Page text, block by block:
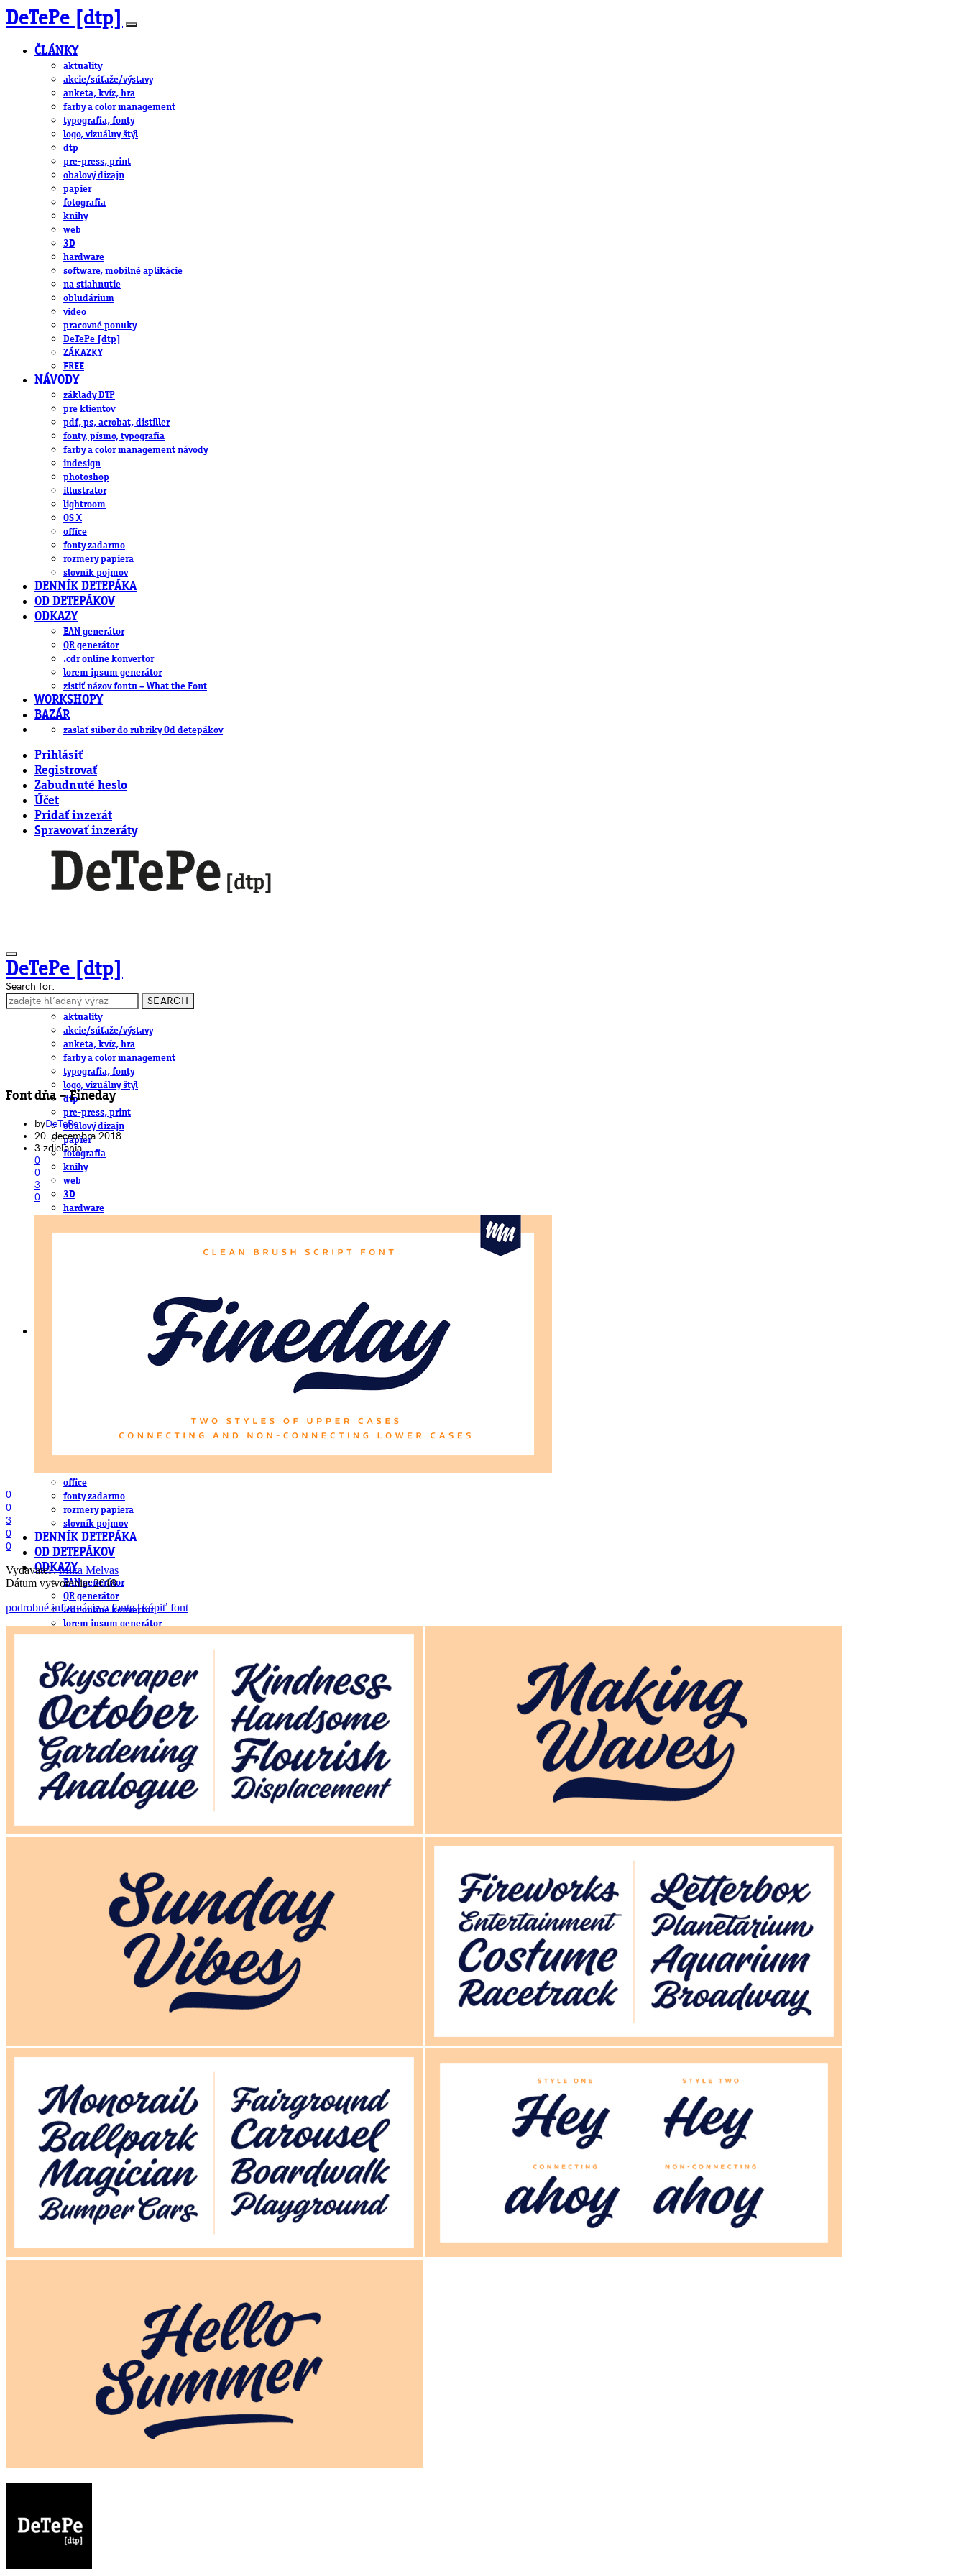
DeTePe [dtp]
ČLÁNKY
aktuality
akcie/súťaže/výstavy
anketa, kvíz, hra
farby a color management
typografia, fonty
logo, vizuálny štýl
dtp
pre-press, print
obalový dizajn
papier
fotografia
knihy
web
3D
hardware
software, mobilné aplikácie
na stiahnutie
obludárium
video
pracovné ponuky
DeTePe [dtp]
ZÁKAZKY
FREE
NÁVODY
základy DTP
pre klientov
pdf, ps, acrobat, distiller
fonty, písmo, typografia
farby a color management návody
indesign
photoshop
illustrator
lightroom
OS X
office
fonty zadarmo
rozmery papiera
slovník pojmov
DENNÍK DETEPÁKA
OD DETEPÁKOV
ODKAZY
EAN generátor
QR generátor
.cdr online konvertor
lorem ipsum generátor
zistiť názov fontu – What the Font
WORKSHOPY
BAZÁR
zaslať súbor do rubriky Od detepákov
Prihlásiť
Registrovať
Zabudnuté heslo
Účet
Pridať inzerát
Spravovať inzeráty
DeTePe [dtp]
ČLÁNKY
aktuality
akcie/súťaže/výstavy
anketa, kvíz, hra
farby a color management
typografia, fonty
logo, vizuálny štýl
dtp
pre-press, print
obalový dizajn
papier
fotografia
knihy
web
3D
hardware
na stiahnutie
lightroom
office
fonty zadarmo
rozmery papiera
slovník pojmov
DENNÍK DETEPÁKA
OD DETEPÁKOV
ODKAZY
EAN generátor
QR generátor
.cdr online konvertor
lorem ipsum generátor
zistiť názov fontu – What the Font
BAZÁR
zaslať súbor do rubriky Od detepákov
Search for:
SEARCH
Font dňa – Fineday
byDeTePe
20. decembra 2018
3 zdielania
0
0
3
0
0
0
3
0
0
Vydavateľ:Mika Melvas
Dátum vytvorenia: 2018
podrobné informácie o fonte | kúpiť font